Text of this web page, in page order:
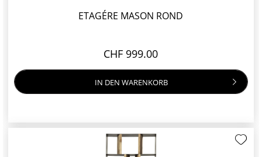
ETAGÉRE MASON ROND
CHF 999.00
IN DEN WARENKORB